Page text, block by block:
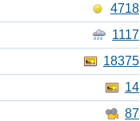
4718
1117
18375
14
87